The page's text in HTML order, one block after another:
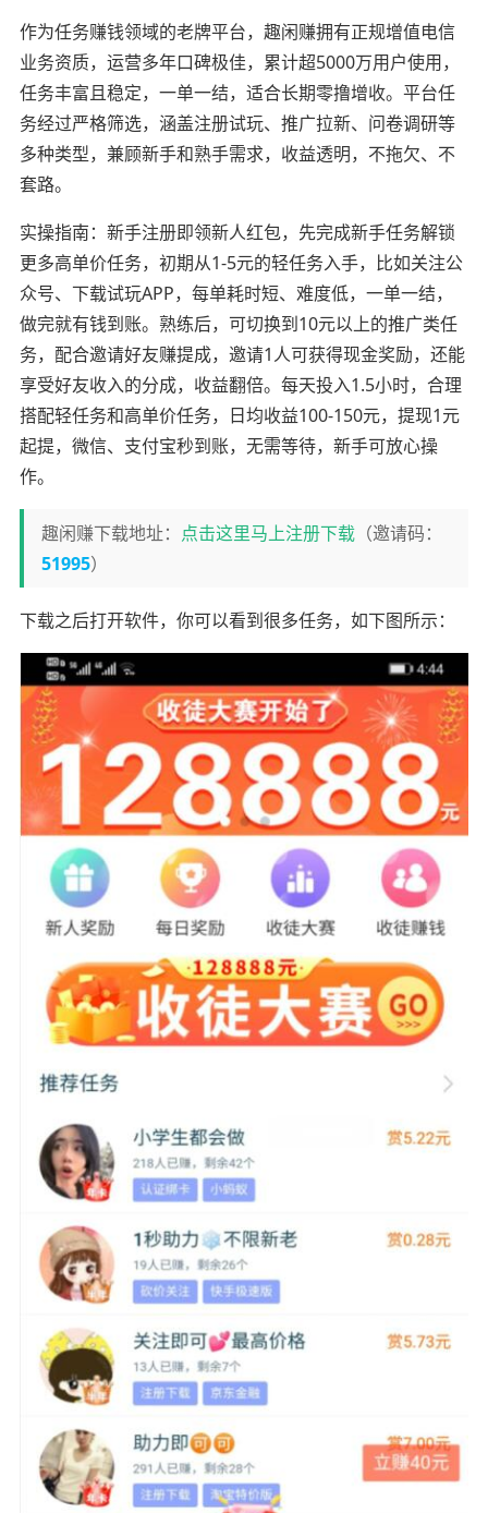
作为任务赚钱领域的老牌平台，趣闲赚拥有正规增值电信
业务资质，运营多年口碑极佳，累计超5000万用户使用，
任务丰富且稳定，一单一结，适合长期零撸增收。平台任
务经过严格筛选，涵盖注册试玩、推广拉新、问卷调研等
多种类型，兼顾新手和熟手需求，收益透明，不拖欠、不
套路。
实操指南：新手注册即领新人红包，先完成新手任务解锁
更多高单价任务，初期从1-5元的轻任务入手，比如关注公
众号、下载试玩APP，每单耗时短、难度低，一单一结，
做完就有钱到账。熟练后，可切换到10元以上的推广类任
务，配合邀请好友赚提成，邀请1人可获得现金奖励，还能
享受好友收入的分成，收益翻倍。每天投入1.5小时，合理
搭配轻任务和高单价任务，日均收益100-150元，提现1元
起提，微信、支付宝秒到账，无需等待，新手可放心操
作。
趣闲赚下载地址： 点击这里马上注册下载（邀请码：
51995）
下载之后打开软件，你可以看到很多任务，如下图所示：